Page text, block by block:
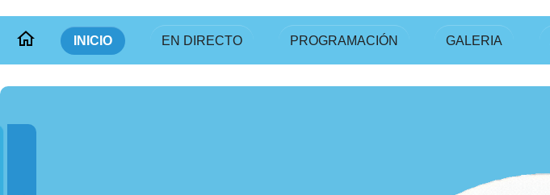
INICIO EN DIRECTO PROGRAMACIÓN GALERIA